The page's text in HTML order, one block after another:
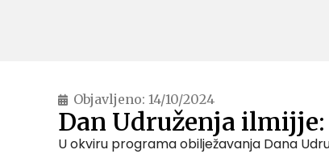
Objavljeno: 14/10/2024
Dan Udruženja
U okviru programa obilježavanja Dana